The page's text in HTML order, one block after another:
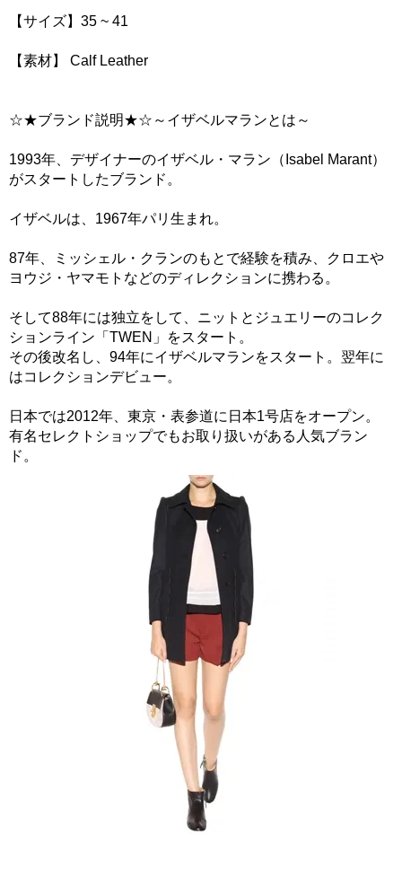
【サイズ】35 ~ 41
【素材】 Calf Leather
☆★ブランド説明★☆～イザベルマランとは～
1993年、デザイナーのイザベル・マラン（Isabel Marant）
がスタートしたブランド。
イザベルは、1967年パリ生まれ。
87年、ミッシェル・クランのもとで経験を積み、クロエや
ヨウジ・ヤマモトなどのディレクションに携わる。
そして88年には独立をして、ニットとジュエリーのコレク
ションライン「TWEN」をスタート。
その後改名し、94年にイザベルマランをスタート。翌年に
はコレクションデビュー。
日本では2012年、東京・表参道に日本1号店をオープン。
有名セレクトショップでもお取り扱いがある人気ブラン
ド。